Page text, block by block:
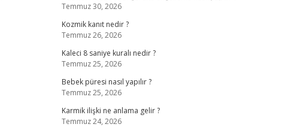
Temmuz 30, 2026
Kozmik kanıt nedir ?
Temmuz 26, 2026
Kaleci 8 saniye kuralı nedir ?
Temmuz 25, 2026
Bebek püresi nasıl yapılır ?
Temmuz 25, 2026
Karmik ilişki ne anlama gelir ?
Temmuz 24, 2026